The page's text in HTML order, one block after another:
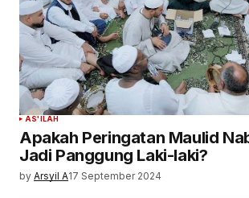
AS'ILAH
Apakah Peringatan Maulid
Jadi Panggung Laki-laki?
by Arsyil A17 September 2024